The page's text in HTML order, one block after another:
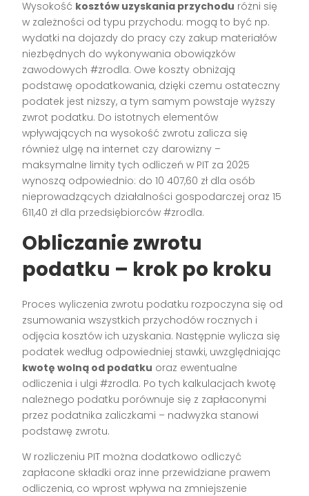
Wysokość kosztów uzyskania przychodu różni się
w zależności od typu przychodu: mogą to być np.
wydatki na dojazdy do pracy czy zakup materiałów
niezbędnych do wykonywania obowiązków
zawodowych #zrodla. Owe koszty obniżają
podstawę opodatkowania, dzięki czemu ostateczny
podatek jest niższy, a tym samym powstaje wyższy
zwrot podatku. Do istotnych elementów
wpływających na wysokość zwrotu zalicza się
również ulgę na internet czy darowizny –
maksymalne limity tych odliczeń w PIT za 2025
wynoszą odpowiednio: do 10 407,60 zł dla osób
nieprowadzących działalności gospodarczej oraz 15
611,40 zł dla przedsiębiorców #zrodla.
Obliczanie zwrotu
podatku – krok po kroku
Proces wyliczenia zwrotu podatku rozpoczyna się od
zsumowania wszystkich przychodów rocznych i
odjęcia kosztów ich uzyskania. Następnie wylicza się
podatek według odpowiedniej stawki, uwzględniając
kwotę wolną od podatku oraz ewentualne
odliczenia i ulgi #zrodla. Po tych kalkulacjach kwotę
należnego podatku porównuje się z zapłaconymi
przez podatnika zaliczkami – nadwyżka stanowi
podstawę zwrotu.
W rozliczeniu PIT można dodatkowo odliczyć
zapłacone składki oraz inne przewidziane prawem
odliczenia, co wprost wpływa na zmniejszenie